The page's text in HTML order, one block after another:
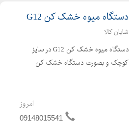
دستگاه میوه خشک کن G12
شایان کالا
دستگاه میوه خشک کن G12 در سایز
کوچک و بصورت دستگاه خشک کن
خشک کن سبزی ، خشک کن قارچ ،
خشک کن ادویه بصورت خشک کن
امروز
09148015541